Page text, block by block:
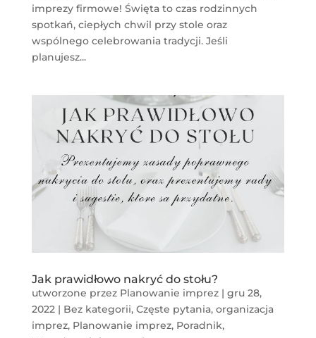
imprezy firmowe! Święta to czas rodzinnych
spotkań, ciepłych chwil przy stole oraz
wspólnego celebrowania tradycji. Jeśli
planujesz...
Jak prawidłowo nakryć do stołu?
utworzone przez Planowanie imprez| gru 28,
2022| Bez kategorii, Częste pytania, organizacja
imprez, Planowanie imprez, Poradnik,